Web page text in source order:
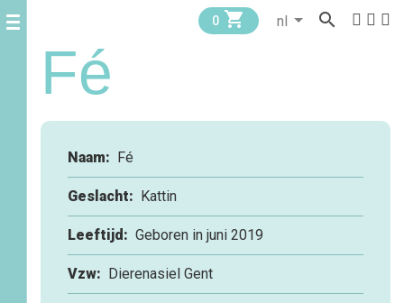
0  
Fé
Naam: Fé
Geslacht: Kattin
Leeftijd: Geboren in juni 2019
Vzw: Dierenasiel Gent